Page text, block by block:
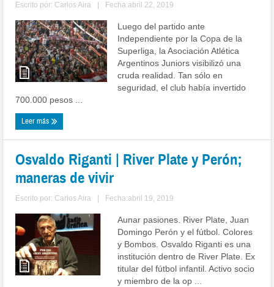
Escrito por: Carlos Aira Fecha:abril 22, 2019
Luego del partido ante
Independiente por la Copa de la
Superliga, la Asociación Atlética
Argentinos Juniors visibilizó una
cruda realidad. Tan sólo en
seguridad, el club había invertido
700.000 pesos ...
Leer más
Osvaldo Riganti | River Plate y Perón;
maneras de vivir
Escrito por: Carlos Aira Fecha:abril 19, 2019
Aunar pasiones. River Plate, Juan
Domingo Perón y el fútbol. Colores
y Bombos. Osvaldo Riganti es una
institución dentro de River Plate. Ex
titular del fútbol infantil. Activo socio
y miembro de la op ...